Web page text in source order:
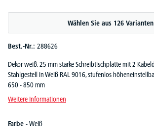
Wählen Sie aus 126 Varianten
Best.-Nr.: 288626
Dekor weiß, 25 mm starke Schreibtischplatte mit 2
Stahlgestell in Weiß RAL 9016, stufenlos
650 - 850 mm
Weitere Informationen
Farbe - Weiß